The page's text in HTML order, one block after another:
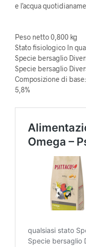
e l’acqua
Peso netto 0,800 kg
Stato fisiologico In
Specie bersaglio
Specie bersaglio
Composizione di base:
5,8%